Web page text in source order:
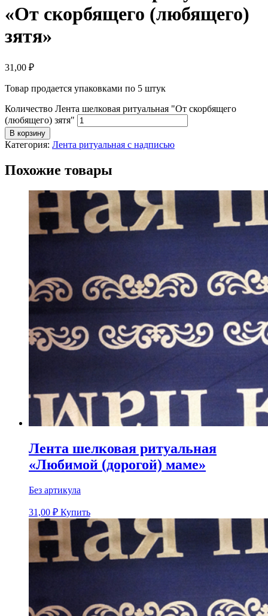
«От скорбящего (любящего)
зятя»
31,00 ₽
Товар продается упаковками по 5 штук
Количество Лента шелковая ритуальная "От скорбящего
(любящего) зятя"
В корзину
Категория: Лента ритуальная с надписью
Похожие товары
Лента шелковая ритуальная
«Любимой (дорогой) маме»
Без артикула
31,00 ₽ Купить